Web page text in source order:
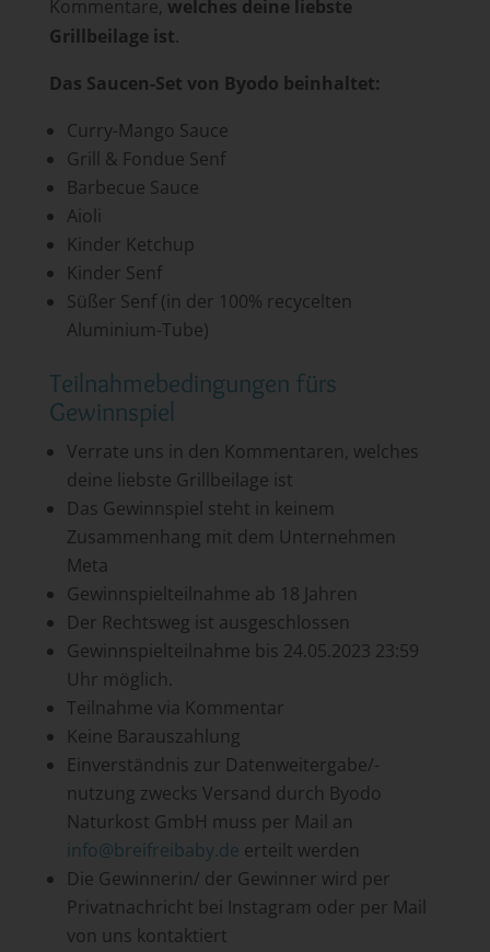
Kommentare, welches deine liebste
Grillbeilage ist.
Das Saucen-Set von Byodo beinhaltet:
Curry-Mango Sauce
Grill & Fondue Senf
Barbecue Sauce
Aioli
Kinder Ketchup
Kinder Senf
Süßer Senf (in der 100% recycelten
Aluminium-Tube)
Teilnahmebedingungen fürs
Gewinnspiel
Verrate uns in den Kommentaren, welches
deine liebste Grillbeilage ist
Das Gewinnspiel steht in keinem
Zusammenhang mit dem Unternehmen
Meta
Gewinnspielteilnahme ab 18 Jahren
Der Rechtsweg ist ausgeschlossen
Gewinnspielteilnahme bis 24.05.2023 23:59
Uhr möglich.
Teilnahme via Kommentar
Keine Barauszahlung
Einverständnis zur Datenweitergabe/-
nutzung zwecks Versand durch Byodo
Naturkost GmbH muss per Mail an
info@breifreibaby.de erteilt werden
Die Gewinnerin/ der Gewinner wird per
Privatnachricht bei Instagram oder per Mail
von uns kontaktiert